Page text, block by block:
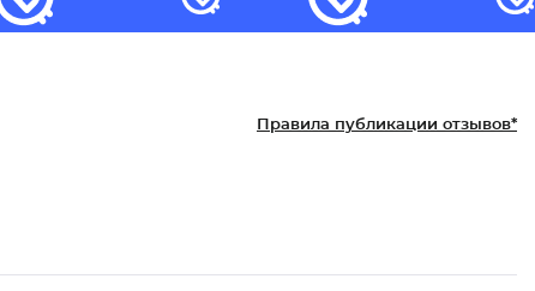
Правила публикации отзывов*